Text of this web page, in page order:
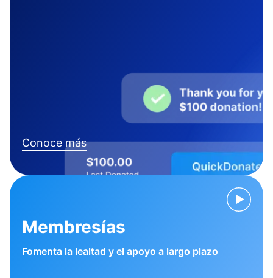
Conoce más
Membresías
Fomenta la lealtad y el apoyo a largo plazo